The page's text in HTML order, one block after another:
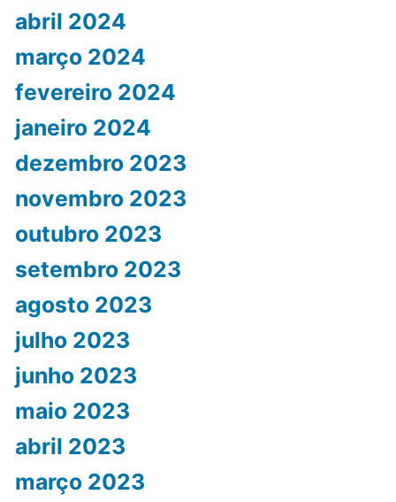
abril 2024
março 2024
fevereiro 2024
janeiro 2024
dezembro 2023
novembro 2023
outubro 2023
setembro 2023
agosto 2023
julho 2023
junho 2023
maio 2023
abril 2023
março 2023